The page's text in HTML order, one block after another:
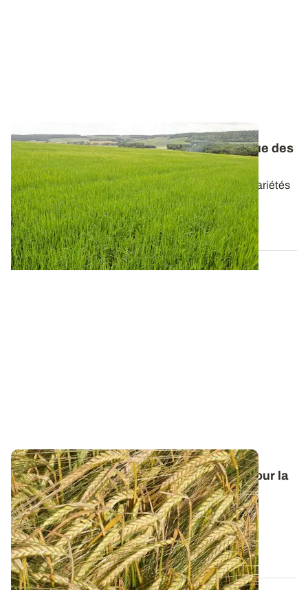
Orges d’hiver et de printemps : le catalogue des
variétés réactualisé
Retrouvez les caractéristiques de l’ensemble des variétés
d’orges disponibles en 2026...
20 AVR. 2026
Orge de printemps : nos préconisations pour la
campagne 2026
Retrouvez tous les résultats d’essais de la dernière
campagne et nos préconisations pour...
13 FÉVR. 2026